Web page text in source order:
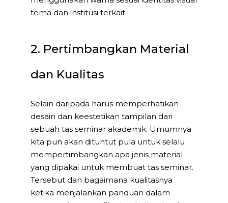
tema dan institusi terkait.
2. Pertimbangkan Material
dan Kualitas
Selain daripada harus memperhatikan
desain dan keestetikan tampilan dari
sebuah tas seminar akademik. Umumnya
kita pun akan dituntut pula untuk selalu
mempertimbangkan apa jenis material
yang dipakai untuk membuat tas seminar.
Tersebut dan bagaimana kualitasnya
ketika menjalankan panduan dalam